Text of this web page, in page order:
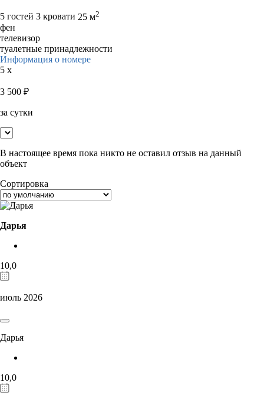
5 гостей 3 кровати 25 м2
фен
телевизор
туалетные принадлежности
Информация о номере
5 x
3 500 ₽
за сутки
В настоящее время пока никто не оставил отзыв на данный
объект
Сортировка
Дарья
10,0
июль 2026
Дарья
10,0